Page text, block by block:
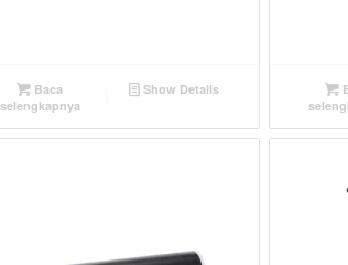
Baca
selengkapnya
Show Details